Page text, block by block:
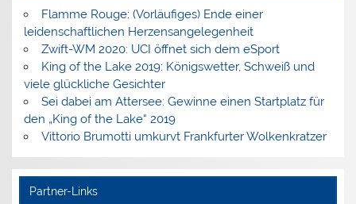
Flamme Rouge: (Vorläufiges) Ende einer
leidenschaftlichen Herzensangelegenheit
Zwift-WM 2020: UCI öffnet sich dem eSport
King of the Lake 2019: Königswetter, Schweiß und
viele glückliche Gesichter
Sei dabei am Attersee: Gewinne einen Startplatz für
den „King of the Lake“ 2019
Vittorio Brumotti umkurvt Frankfurter Wolkenkratzer
Partner-Links